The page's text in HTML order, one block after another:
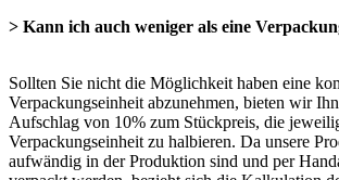
> Kann ich auch weniger als eine
Sollten Sie nicht die Möglichkeit haben eine
Verpackungseinheit abzunehmen, bieten wir
Aufschlag von 10% zum Stückpreis, die
Verpackungseinheit zu halbieren. Da unsere
aufwändig in der Produktion sind und per